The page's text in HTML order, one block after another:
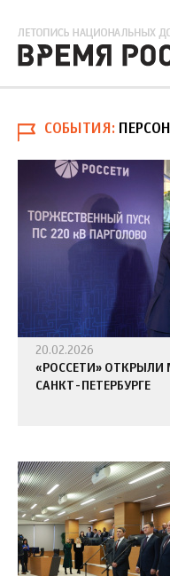
СОБЫТИЯ
20.02.2026
«РОССЕТИ»
САНКТ-ПЕТЕРБУРГЕ